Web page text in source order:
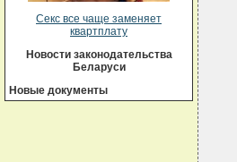
Секс все чаще заменяет
квартплату
Новости законодательства
Беларуси
Новые документы